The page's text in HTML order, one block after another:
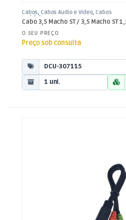
Cabos,Cabos Áudio e Vídeo,Cabos
Jack 3,5mm
Cabo 3,5 Macho ST / 3,5 Macho ST
O SEU PREÇO
Preço sob consulta
DCU-307115
1 uni.